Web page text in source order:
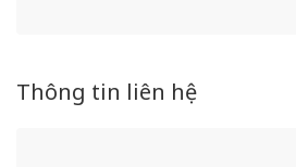
Thông tin liên hệ